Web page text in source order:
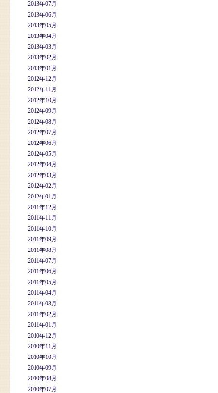
2013年07月
2013年06月
2013年05月
2013年04月
2013年03月
2013年02月
2013年01月
2012年12月
2012年11月
2012年10月
2012年09月
2012年08月
2012年07月
2012年06月
2012年05月
2012年04月
2012年03月
2012年02月
2012年01月
2011年12月
2011年11月
2011年10月
2011年09月
2011年08月
2011年07月
2011年06月
2011年05月
2011年04月
2011年03月
2011年02月
2011年01月
2010年12月
2010年11月
2010年10月
2010年09月
2010年08月
2010年07月